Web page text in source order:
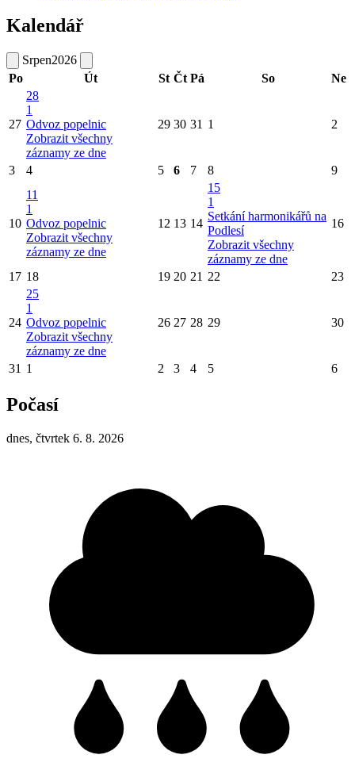
Kalendář
Srpen2026
Po
Út St Čt Pá So Ne
27
28
1
Odvoz popelnic
Zobrazit všechny
záznamy ze dne
29 30 31 1 2
3 4 5 6 7 8 9
10
11
1
Odvoz popelnic
Zobrazit všechny
záznamy ze dne
12 13 14
15
1
Setkání harmonikářů na
Podlesí
Zobrazit všechny
záznamy ze dne
16
17 18 19 20 21 22 23
24
25
1
Odvoz popelnic
Zobrazit všechny
záznamy ze dne
26 27 28 29 30
31 1 2 3 4 5 6
Počasí
dnes, čtvrtek 6. 8. 2026